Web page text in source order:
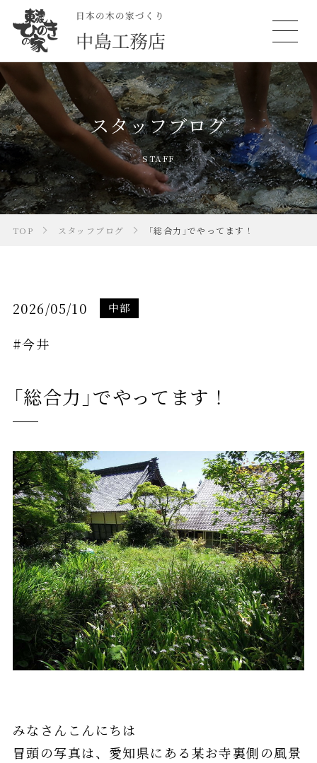
スタッフブログ
STAFF
TOP スタッフブログ 「総合力」でやってます！
2026/05/10 中部
#今井
「総合力」でやってます！
みなさんこんにちは
冒頭の写真は、愛知県にある某お寺裏側の風景